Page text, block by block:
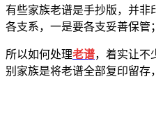
有些家族老谱是手抄版，并非
各支系，一是要各支妥善保管
所以如何处理老谱，着实让不
别家族是将老谱全部复印留存